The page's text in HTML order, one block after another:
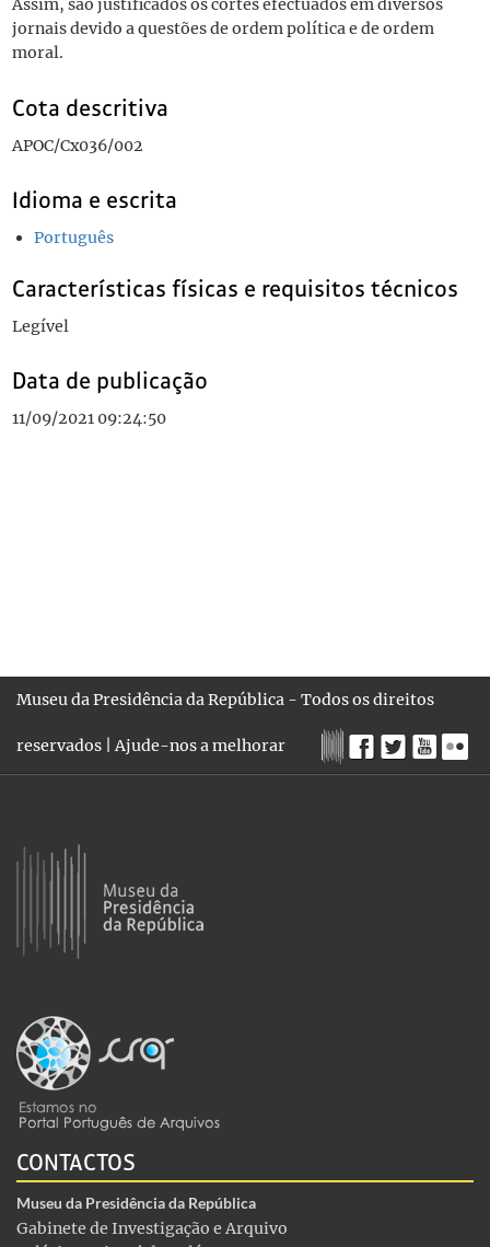
Assim, são justificados os cortes efectuados em diversos
jornais devido a questões de ordem política e de ordem
moral.
Cota descritiva
APOC/Cx036/002
Idioma e escrita
Português
Características físicas e requisitos técnicos
Legível
Data de publicação
11/09/2021 09:24:50
Museu da Presidência da República - Todos os direitos
reservados |Ajude-nos a melhorar
CONTACTOS
Museu da Presidência da República
Gabinete de Investigação e Arquivo